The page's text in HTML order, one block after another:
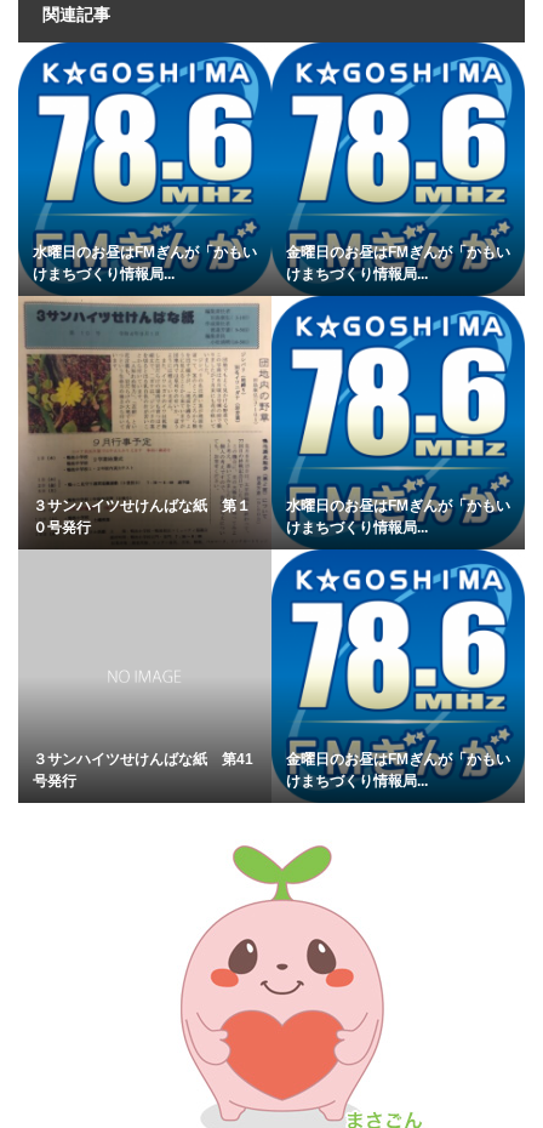
関連記事
水曜日のお昼はFMぎんが「かもい
けまちづくり情報局...
金曜日のお昼はFMぎんが「かもい
けまちづくり情報局...
３サンハイツせけんばな紙 第１
０号発行
水曜日のお昼はFMぎんが「かもい
けまちづくり情報局...
３サンハイツせけんばな紙 第41
号発行
金曜日のお昼はFMぎんが「かもい
けまちづくり情報局...